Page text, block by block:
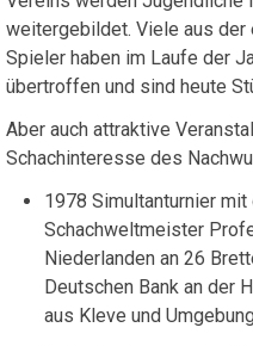
weitergebildet. Viele aus der
Spieler haben im Laufe der
übertroffen und sind heute
Aber auch attraktive
Schachinteresse des
1978 Simultanturnier
Schachweltmeister
Niederlanden an 26
Deutschen Bank an der
aus Kleve und